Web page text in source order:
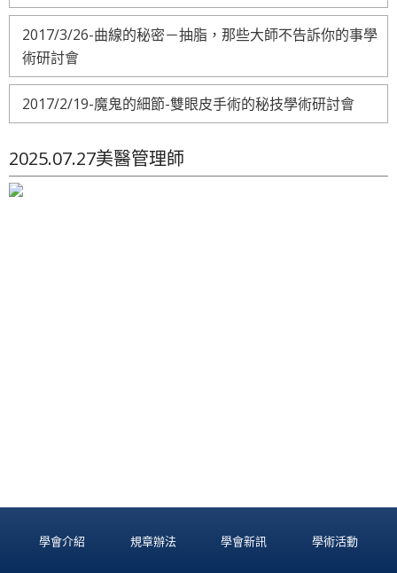
2017/3/26-曲線的秘密－抽脂，那些大師不告訴你的事學
術研討會
2017/2/19-魔鬼的細節-雙眼皮手術的秘技學術研討會
2025.07.27美醫管理師
學會介紹 規章辦法 學會新訊 學術活動